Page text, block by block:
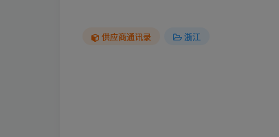
供应商通讯录 浙江